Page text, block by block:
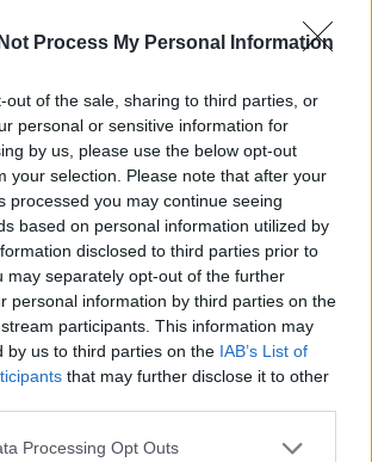
Process My Personal Information
out of the sale, sharing to third parties, or
personal or sensitive information for
by us, please use the below opt-out
your selection. Please note that after your
processed you may continue seeing
based on personal information utilized by
disclosed to third parties prior to
may separately opt-out of the further
personal information by third parties on the
participants. This information may
by us to third parties on the IAB’s List of
that may further disclose it to other
Processing Opt Outs
la pagina della vita
molti di voi sono ancora alle
e lo studio, fanno
saranno ripagati da un
Non solo bravura, impegno e
anche la fortuna a muovere i fili
I grandi uomini sono quelli
la lealtà alle quattro stagioni,
nel capitolo più bello. Amate!
incontri a sorpresa, forse
mondana, in viaggio.